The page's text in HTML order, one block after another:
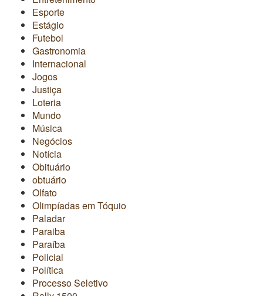
Esporte
Estágio
Futebol
Gastronomia
Internacional
Jogos
Justiça
Loteria
Mundo
Música
Negócios
Notícia
Obituário
obtuário
Olfato
Olimpíadas em Tóquio
Paladar
Paraiba
Paraíba
Policial
Política
Processo Seletivo